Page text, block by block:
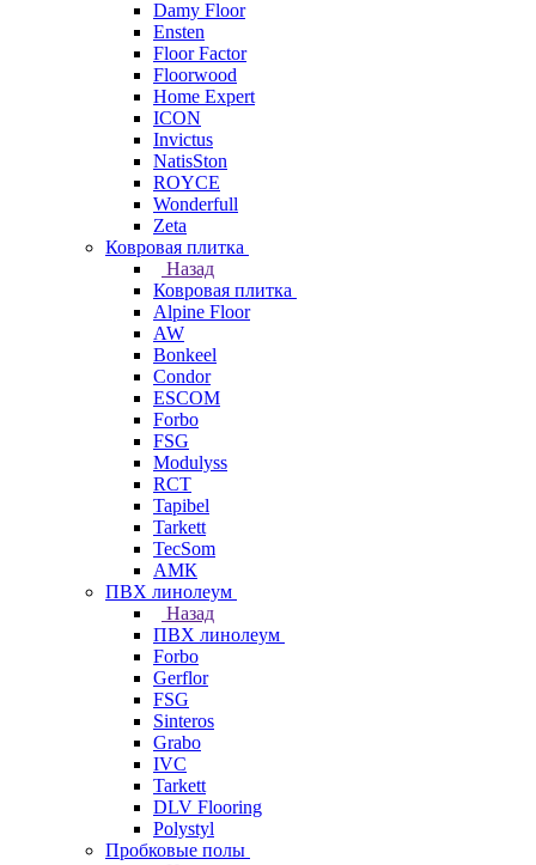
Damy Floor
Ensten
Floor Factor
Floorwood
Home Expert
ICON
Invictus
NatisSton
ROYCE
Wonderfull
Zeta
Ковровая плитка
Назад
Ковровая плитка
Alpine Floor
AW
Bonkeel
Condor
ESCOM
Forbo
FSG
Modulyss
RCT
Tapibel
Tarkett
TecSom
АМК
ПВХ линолеум
Назад
ПВХ линолеум
Forbo
Gerflor
FSG
Sinteros
Grabo
IVC
Tarkett
DLV Flooring
Polystyl
Пробковые полы